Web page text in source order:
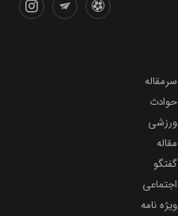
سرمقاله
حوادث
ورزشی
مقاله
گفتگو
اجتماعی
ویژه نامه